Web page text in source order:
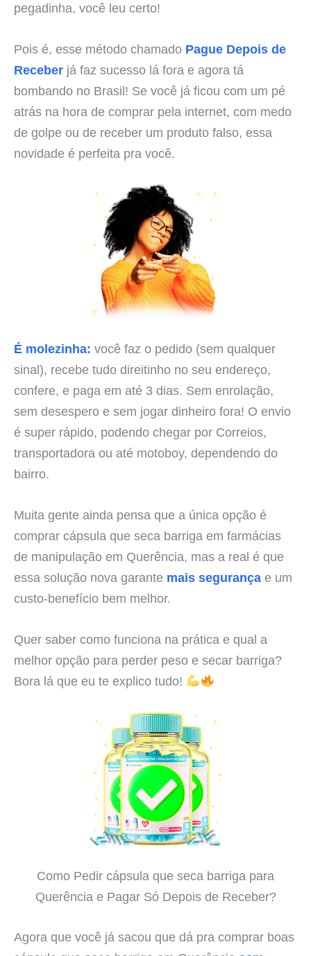
pegadinha, você leu certo!
Pois é, esse método chamado Pague Depois de
Receber já faz sucesso lá fora e agora tá
bombando no Brasil! Se você já ficou com um pé
atrás na hora de comprar pela internet, com medo
de golpe ou de receber um produto falso, essa
novidade é perfeita pra você.
É molezinha: você faz o pedido (sem qualquer
sinal), recebe tudo direitinho no seu endereço,
confere, e paga em até 3 dias. Sem enrolação,
sem desespero e sem jogar dinheiro fora! O envio
é super rápido, podendo chegar por Correios,
transportadora ou até motoboy, dependendo do
bairro.
Muita gente ainda pensa que a única opção é
comprar cápsula que seca barriga em farmácias
de manipulação em Querência, mas a real é que
essa solução nova garante mais segurança e um
custo-benefício bem melhor.
Quer saber como funciona na prática e qual a
melhor opção para perder peso e secar barriga?
Bora lá que eu te explico tudo!
Como Pedir cápsula que seca barriga para
Querência e Pagar Só Depois de Receber?
Agora que você já sacou que dá pra comprar boas